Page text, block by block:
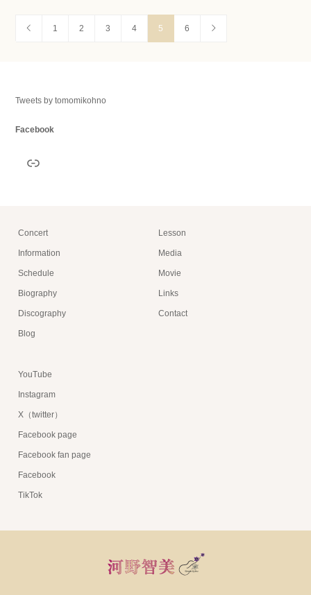
1 2 3 4 5 6
Tweets by tomomikohno
Facebook
リンク
Concert
Information
Schedule
Biography
Discography
Blog
Lesson
Media
Movie
Links
Contact
YouTube
Instagram
X（twitter）
Facebook page
Facebook fan page
Facebook
TikTok